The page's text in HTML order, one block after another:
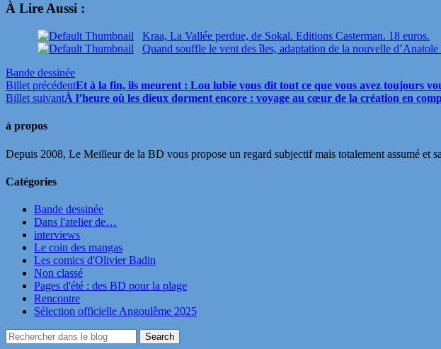
À Lire Aussi :
Kraa, La Vallée perdue, de Sokal. Editions Casterman. 18 euros.
Quand souffle le vent des îles, adaptation de la nouvelle
Bande dessinée
Billet précédentEt à la fin, ils meurent : Lou lubie vous dit tout ce que vous avez toujours
Billet suivantÀ l’heure où les dieux dorment encore : voyage au cœur de la création en
à propos
Depuis 2008, Le Meilleur de la BD vous propose un regard subjectif mais totalement assumé et
Catégories
Bande dessinée
Dans l'atelier de…
interviews
Le coin des mangas
Les comics d'Olivier Badin
Non classé
Pages d'été : des BD pour la plage
Rencontre
Sélection officielle Angoulême 2025